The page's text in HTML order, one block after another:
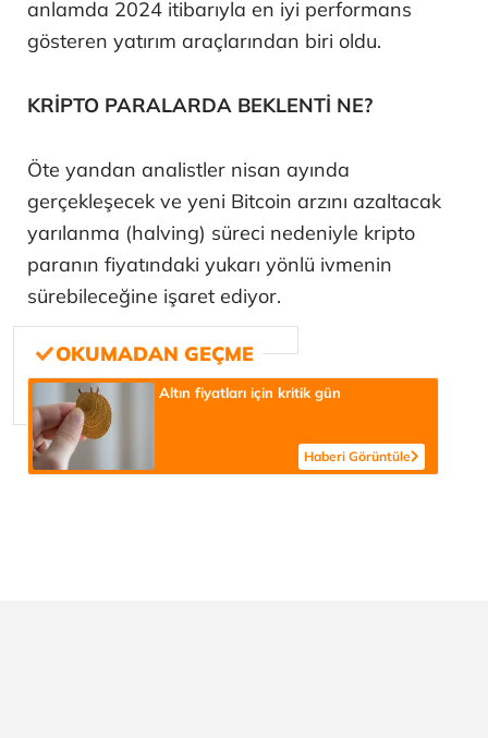
anlamda 2024 itibarıyla en iyi performans
gösteren yatırım araçlarından biri oldu.
KRİPTO PARALARDA BEKLENTİ NE?
Öte yandan analistler nisan ayında
gerçekleşecek ve yeni Bitcoin arzını azaltacak
yarılanma (halving) süreci nedeniyle kripto
paranın fiyatındaki yukarı yönlü ivmenin
sürebileceğine işaret ediyor.
Altın fiyatları için kritik gün
Haberi Görüntüle